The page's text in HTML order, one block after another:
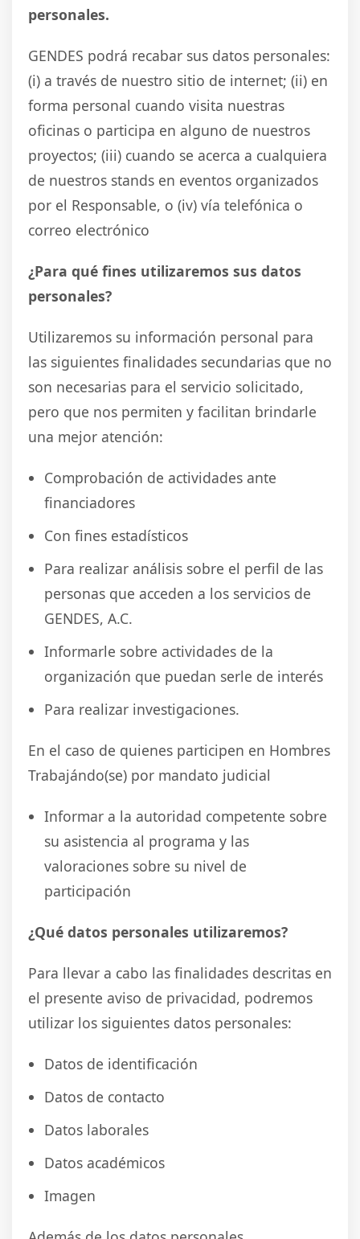
personales.
GENDES podrá recabar sus datos personales:
(i) a través de nuestro sitio de internet; (ii) en
forma personal cuando visita nuestras
oficinas o participa en alguno de nuestros
proyectos; (iii) cuando se acerca a cualquiera
de nuestros stands en eventos organizados
por el Responsable, o (iv) vía telefónica o
correo electrónico
¿Para qué fines utilizaremos sus datos
personales?
Utilizaremos su información personal para
las siguientes finalidades secundarias que no
son necesarias para el servicio solicitado,
pero que nos permiten y facilitan brindarle
una mejor atención:
Comprobación de actividades ante
financiadores
Con fines estadísticos
Para realizar análisis sobre el perfil de las
personas que acceden a los servicios de
GENDES, A.C.
Informarle sobre actividades de la
organización que puedan serle de interés
Para realizar investigaciones.
En el caso de quienes participen en Hombres
Trabajándo(se) por mandato judicial
Informar a la autoridad competente sobre
su asistencia al programa y las
valoraciones sobre su nivel de
participación
¿Qué datos personales utilizaremos?
Para llevar a cabo las finalidades descritas en
el presente aviso de privacidad, podremos
utilizar los siguientes datos personales:
Datos de identificación
Datos de contacto
Datos laborales
Datos académicos
Imagen